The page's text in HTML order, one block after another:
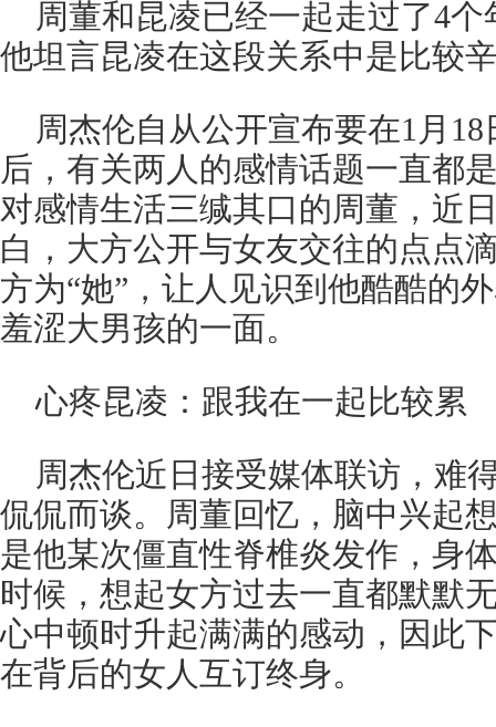
周董和昆凌已经一起走过了4
他坦言昆凌在这段关系中是比较
周杰伦自从公开宣布要在1月
后，有关两人的感情话题一直都
对感情生活三缄其口的周董，近
白，大方公开与女友交往的点点
方为“她”，让人见识到他酷酷的
羞涩大男孩的一面。
心疼昆凌：跟我在一起比较累
周杰伦近日接受媒体联访，难
侃侃而谈。周董回忆，脑中兴起
是他某次僵直性脊椎炎发作，身
时候，想起女方过去一直都默默
心中顿时升起满满的感动，因此
在背后的女人互订终身。